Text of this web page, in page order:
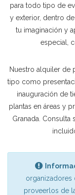
para todo tipo de
y exterior, dentro
tu imaginación y
especial,
Nuestro alquiler de
tipo como
inauguración de
plantas en áreas y
Granada.
organizadores
proveerlos de